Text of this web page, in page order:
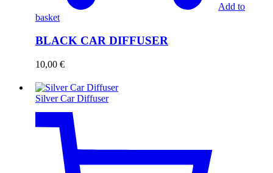
Add to
basket
BLACK CAR DIFFUSER
10,00 €
Silver Car Diffuser